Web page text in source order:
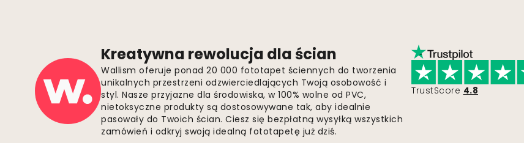
Kreatywna rewolucja dla ścian
Wallism oferuje ponad 20 000 fototapet ściennych do tworzenia
unikalnych przestrzeni odzwierciedlających Twoją osobowość i
styl. Nasze przyjazne dla środowiska, w 100% wolne od PVC,
nietoksyczne produkty są dostosowywane tak, aby idealnie
pasowały do Twoich ścian. Ciesz się bezpłatną wysyłką wszystkich
zamówień i odkryj swoją idealną fototapetę już dziś.
TrustScore 4.8